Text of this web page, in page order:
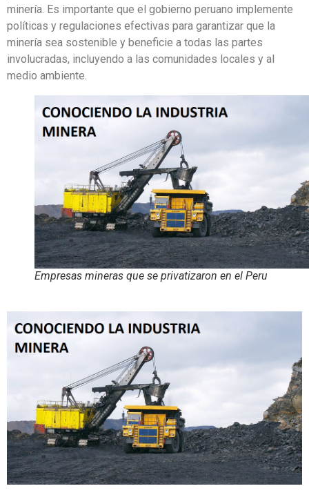
minería. Es importante que el gobierno peruano implemente
políticas y regulaciones efectivas para garantizar que la
minería sea sostenible y beneficie a todas las partes
involucradas, incluyendo a las comunidades locales y al
medio ambiente.
Empresas mineras que se privatizaron en el Peru